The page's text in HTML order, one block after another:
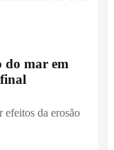
do mar em
efeitos da erosão